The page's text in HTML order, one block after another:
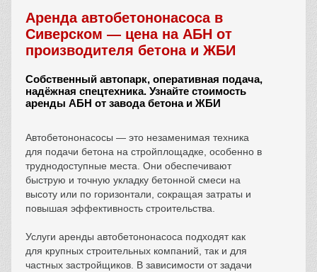
Аренда автобетононасоса в
Сиверском — цена на АБН от
производителя бетона и ЖБИ
Собственный автопарк, оперативная подача,
надёжная спецтехника. Узнайте стоимость
аренды АБН от завода бетона и ЖБИ
Автобетононасосы — это незаменимая техника
для подачи бетона на стройплощадке, особенно в
труднодоступные места. Они обеспечивают
быструю и точную укладку бетонной смеси на
высоту или по горизонтали, сокращая затраты и
повышая эффективность строительства.
Услуги аренды автобетононасоса подходят как
для крупных строительных компаний, так и для
частных застройщиков. В зависимости от задачи